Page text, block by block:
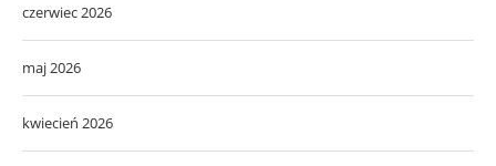
czerwiec 2026
maj 2026
kwiecień 2026